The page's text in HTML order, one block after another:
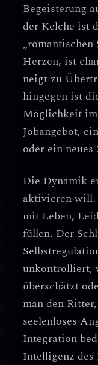
Begeisterung
der Kelche ist
„romantischen
Herzen, ist
neigt zu
hingegen ist
Möglichkeit
Jobangebot,
oder ein neues
Die Dynamik
aktivieren will.
mit Leben,
füllen. Der
unkontrolliert,
überschätzt
man den
seelenloses
Integration
Intelligenz des